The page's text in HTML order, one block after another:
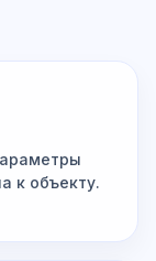
к объекту.